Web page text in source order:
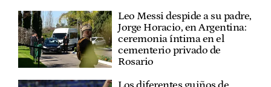
Leo Messi despide a su padre,
Jorge Horacio, en Argentina:
ceremonia íntima en el
cementerio privado de
Rosario